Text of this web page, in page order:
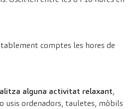
comptes les hores de
alguna activitat relaxant,
usis ordenadors, tauletes, mòbils